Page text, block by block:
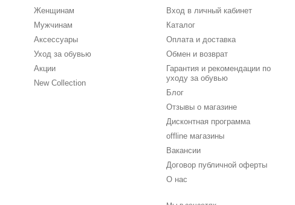
Женщинам
Мужчинам
Аксессуары
Уход за обувью
Акции
New Collection
Вход в личный кабинет
Каталог
Оплата и доставка
Обмен и возврат
Гарантия и рекомендации по
уходу за обувью
Блог
Отзывы о магазине
Дисконтная программа
offline магазины
Вакансии
Договор публичной оферты
О нас